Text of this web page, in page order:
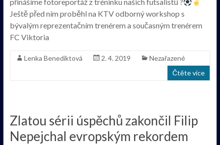
Ještě před ním proběhl na KTV odborný workshop s
bývalým reprezentačním trenérem a současným trenérem
FC Viktoria
Lenka Benediktová 2. 4. 2019
Nezařazené
Čtěte více
Zlatou sérii úspěchů zakončil Filip
Nepejchal evropským rekordem